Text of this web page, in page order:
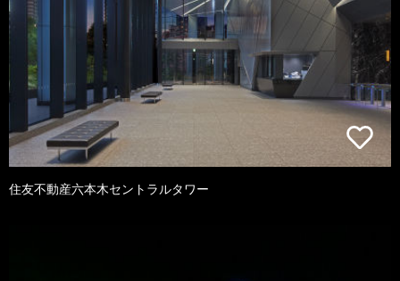
住友不動産六本木セントラルタワー